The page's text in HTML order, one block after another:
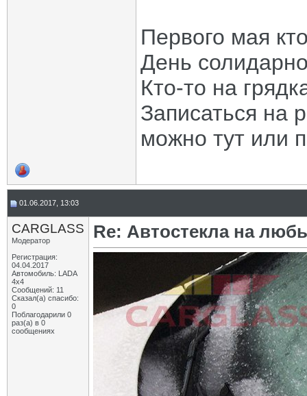
Первого мая
День
Кто-то на
Записаться на
можно тут или
01.06.2017, 13:03
CARGLASS
Модератор
Регистрация:
04.04.2017
Автомобиль: LADA
4x4
Сообщений: 11
Сказал(а) спасибо:
0
Поблагодарили 0
раз(а) в 0
сообщениях
Re: Автостекла на